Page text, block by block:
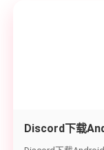
Discord下载